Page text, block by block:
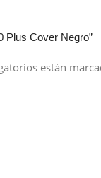
Plus Cover Negro”
están